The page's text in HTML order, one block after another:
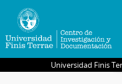
Universidad Finis